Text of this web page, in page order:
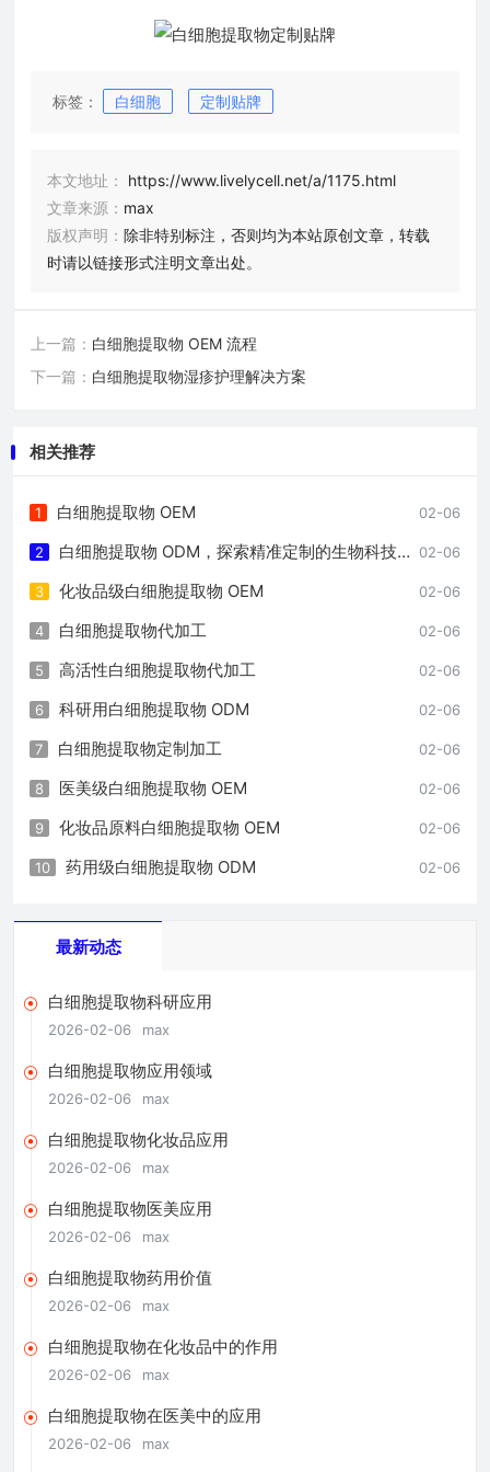
标签： 白细胞 定制贴牌
本文地址：
https://www.livelycell.net/a/1175.html
文章来源： max
版权声明： 除非特别标注，否则均为本站原创文章，转载
时请以链接形式注明文章出处。
上一篇： 白细胞提取物 OEM 流程
下一篇： 白细胞提取物湿疹护理解决方案
相关推荐
02-06
1 白细胞提取物 OEM
02-06
2 白细胞提取物 ODM，探索精准定制的生物科技之路
02-06
3 化妆品级白细胞提取物 OEM
02-06
4 白细胞提取物代加工
02-06
5 高活性白细胞提取物代加工
02-06
6 科研用白细胞提取物 ODM
02-06
7 白细胞提取物定制加工
02-06
8 医美级白细胞提取物 OEM
02-06
9 化妆品原料白细胞提取物 OEM
02-06
10 药用级白细胞提取物 ODM
最新动态
白细胞提取物科研应用
2026-02-06 max
白细胞提取物应用领域
2026-02-06 max
白细胞提取物化妆品应用
2026-02-06 max
白细胞提取物医美应用
2026-02-06 max
白细胞提取物药用价值
2026-02-06 max
白细胞提取物在化妆品中的作用
2026-02-06 max
白细胞提取物在医美中的应用
2026-02-06 max